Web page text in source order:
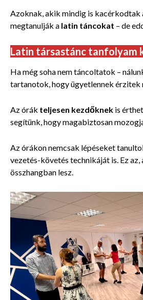
Azoknak, akik mindig is kacérkodtak
megtanulják a latin táncokat – de
Latin társastánc tanfolyam
Ha még soha nem táncoltatok –
tartanotok, hogy ügyetlennek érzitek
Az órák teljesen kezdőknek is
segítünk, hogy magabiztosan
Az órákon nemcsak lépéseket
vezetés-követés technikáját is. Ez
összhangban lesz.